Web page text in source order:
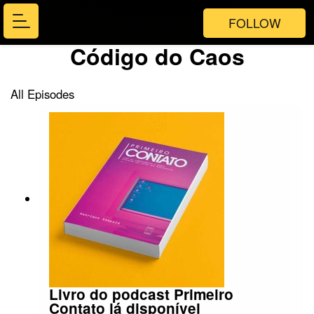
FOLLOW
Código do Caos
All Episodes
Livro do podcast Primeiro
Contato já disponível